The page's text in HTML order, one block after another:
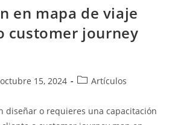
en mapa de viaje
customer journey
octubre 15, 2024 Artículos
diseñar o requieres una capacitación